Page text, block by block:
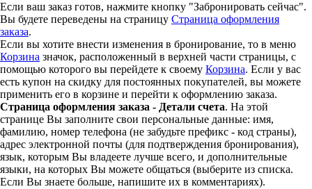
Если ваш заказ готов, нажмите кнопку "Забронировать сейчас".
Вы будете переведены на страницу Страница оформления
заказа.
Если вы хотите внести изменения в бронирование, то в меню
Корзина значок, расположенный в верхней части страницы, с
помощью которого вы перейдете к своему Корзина. Если у вас
есть купон на скидку для постоянных покупателей, вы можете
применить его в корзине и перейти к оформлению заказа.
Страница оформления заказа - Детали счета. На этой
странице Вы заполните свои персональные данные: имя,
фамилию, номер телефона (не забудьте префикс - код страны),
адрес электронной почты (для подтверждения бронирования),
язык, которым Вы владеете лучше всего, и дополнительные
языки, на которых Вы можете общаться (выберите из списка.
Если Вы знаете больше, напишите их в комментариях).